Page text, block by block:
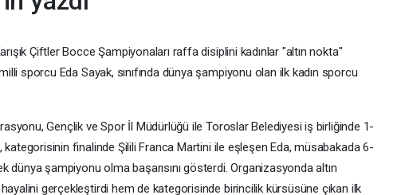
Çiftler Bocce Şampiyonaları raffa disiplini kadınlar "altın nokta"
sporcu Eda Sayak, sınıfında dünya şampiyonu olan ilk kadın sporcu
Gençlik ve Spor İl Müdürlüğü ile Toroslar Belediyesi iş birliğinde 1-
kategorisinin finalinde Şilili Franca Martini ile eşleşen Eda, müsabakada 6-
dünya şampiyonu olma başarısını gösterdi. Organizasyonda altın
gerçekleştirdi hem de kategorisinde birincilik kürsüsüne çıkan ilk